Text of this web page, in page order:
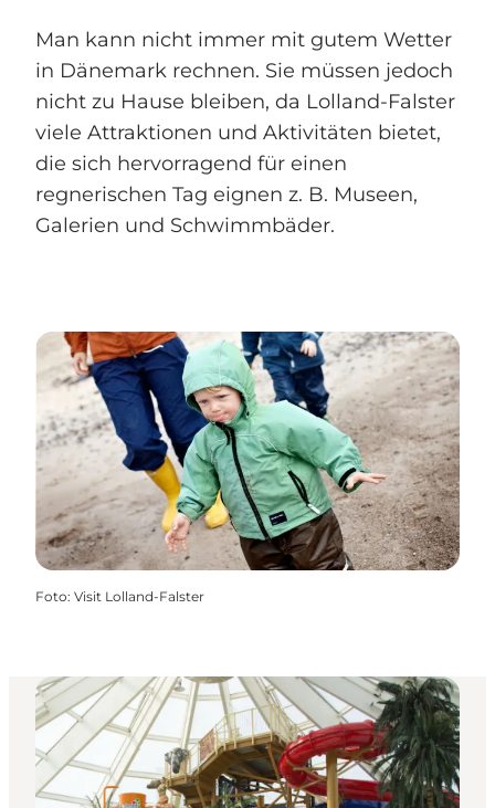
Man kann nicht immer mit gutem Wetter
in Dänemark rechnen. Sie müssen jedoch
nicht zu Hause bleiben, da Lolland-Falster
viele Attraktionen und Aktivitäten bietet,
die sich hervorragend für einen
regnerischen Tag eignen z. B. Museen,
Galerien und Schwimmbäder.
Foto: Visit Lolland-Falster